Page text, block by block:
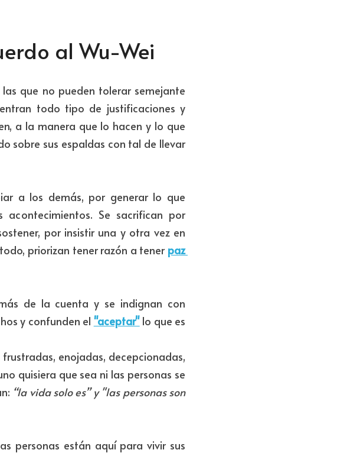
al Wu-Wei
que no pueden tolerar semejante
todo tipo de justificaciones y
a la manera que lo hacen y lo que
sobre sus espaldas con tal de llevar
a los demás, por generar lo que
Se sacrifican por
por insistir una y otra vez en
priorizan tener razón a tener paz
de la cuenta y se indignan con
y confunden el "aceptar" lo que es
enojadas, decepcionadas,
quisiera que sea ni las personas se
“la vida solo es” y "las personas son
personas están aquí para vivir sus